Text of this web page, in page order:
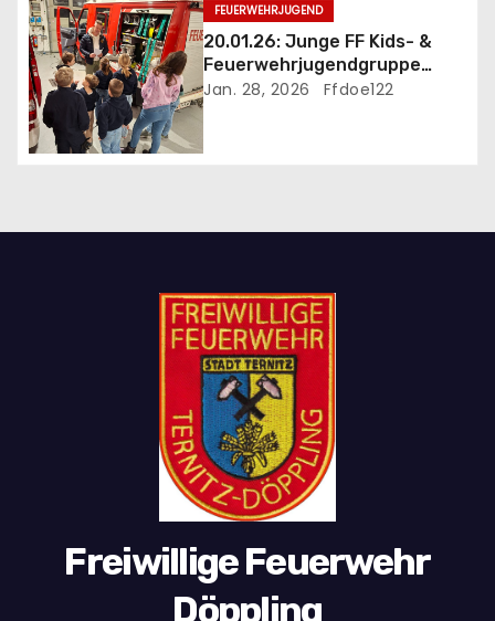
o
n
FEUERWEHRJUGEND
20.01.26: Junge FF Kids- &
Feuerwehrjugendgruppe
startet ins Jahr 2026
Jan. 28, 2026 Ffdoe122
Freiwillige Feuerwehr
Döppling